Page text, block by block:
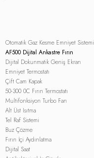
Otomatik Gaz Kesme Emniyet Sistemi
AF500 Dijital Ankastre Fırın
Dijital Dokunmatik Geniş Ekran
Emniyet Termostatı
Çift Cam Kapak
50-300 0C Fırın Termostatı
Multifonksiyon Turbo Fan
Alt Üst Isıtma
Tel Raf Sistemi
Buz Çözme
Fırın İçi Aydınlatma
Dijital Saat